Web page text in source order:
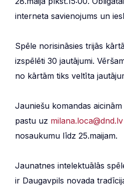
interneta savienojums un
Spēle norisināsies trijās
izspēlēti 30 jautājumi.
no kārtām tiks veltīta
Jauniešu komandas
pastu uz milana.loca@dnd.lv
nosaukumu līdz 25.maijam.
Jaunatnes intelektuālās
ir Daugavpils novada